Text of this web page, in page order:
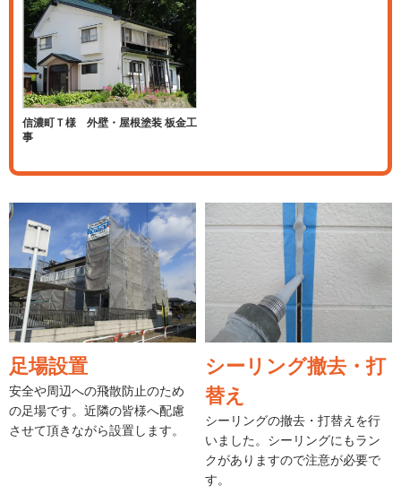
信濃町Ｔ様 外壁・屋根塗装 板金工
事
足場設置
安全や周辺への飛散防止のため
の足場です。近隣の皆様へ配慮
させて頂きながら設置します。
シーリング撤去・打
替え
シーリングの撤去・打替えを行
いました。シーリングにもラン
クがありますので注意が必要で
す。